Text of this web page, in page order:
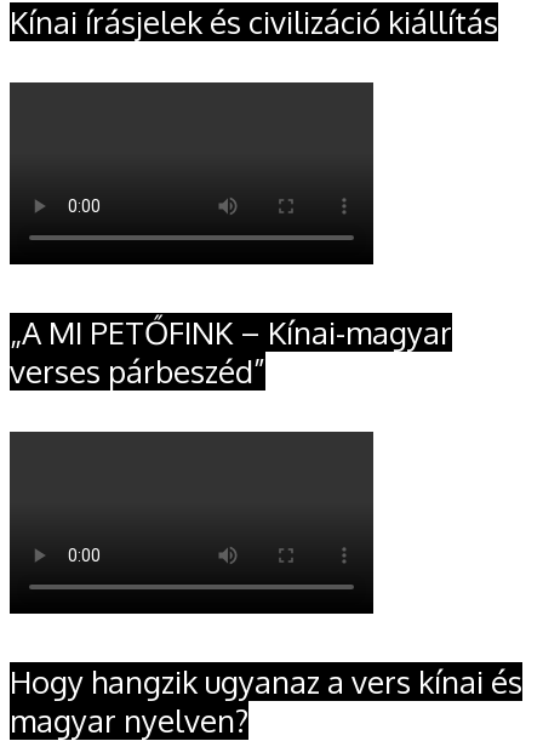
Kínai írásjelek és civilizáció kiállítás
„A MI PETŐFINK – Kínai-magyar
verses párbeszéd”
Hogy hangzik ugyanaz a vers kínai és
magyar nyelven?